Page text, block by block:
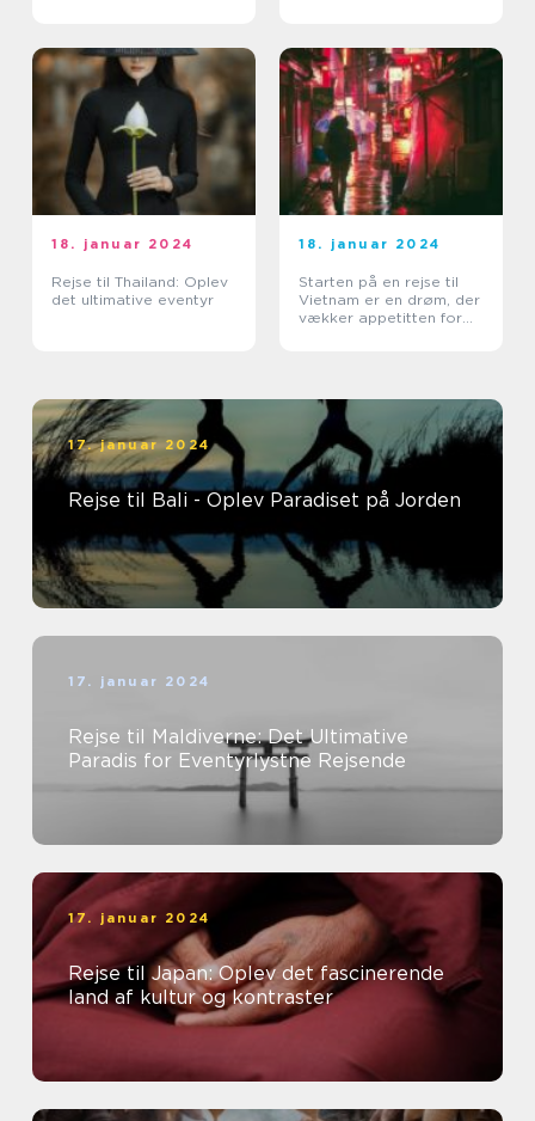
18. januar 2024
Rejse til Thailand: Oplev
det ultimative eventyr
18. januar 2024
Starten på en rejse til
Vietnam er en drøm, der
vækker appetitten for
17. januar 2024
Rejse til Bali - Oplev Paradiset på Jorden
17. januar 2024
Rejse til Maldiverne: Det Ultimative
Paradis for Eventyrlystne Rejsende
17. januar 2024
Rejse til Japan: Oplev det fascinerende
land af kultur og kontraster